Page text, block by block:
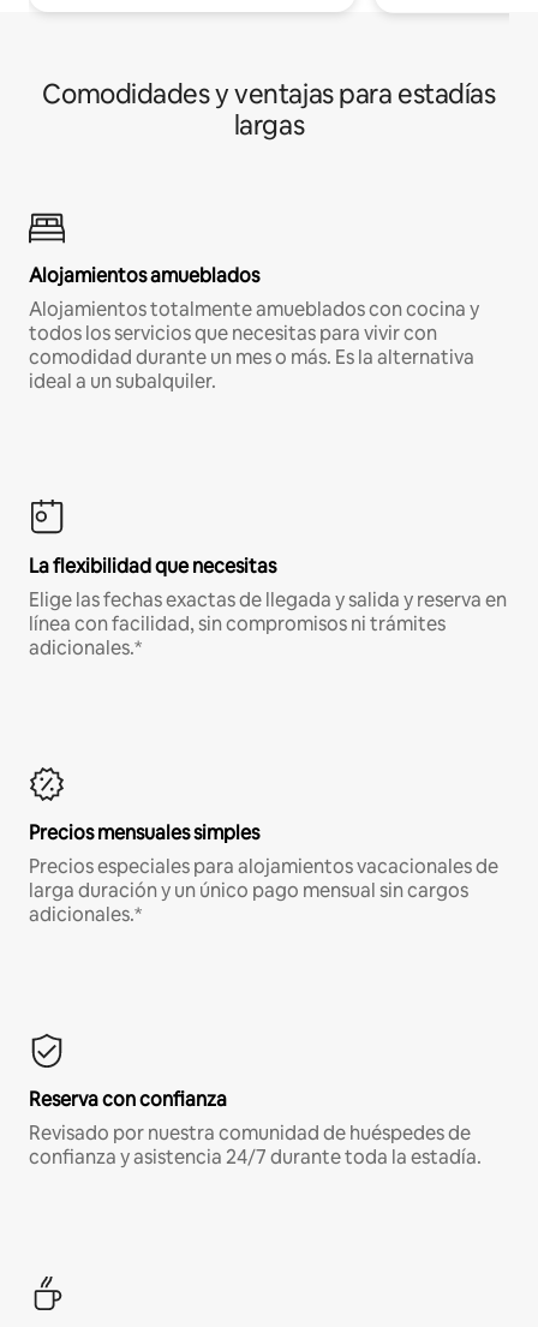
Comodidades y ventajas para estadías
largas
Alojamientos amueblados
Alojamientos totalmente amueblados con cocina y
todos los servicios que necesitas para vivir con
comodidad durante un mes o más. Es la alternativa
ideal a un subalquiler.
La flexibilidad que necesitas
Elige las fechas exactas de llegada y salida y reserva en
línea con facilidad, sin compromisos ni trámites
adicionales.*
Precios mensuales simples
Precios especiales para alojamientos vacacionales de
larga duración y un único pago mensual sin cargos
adicionales.*
Reserva con confianza
Revisado por nuestra comunidad de huéspedes de
confianza y asistencia 24/7 durante toda la estadía.